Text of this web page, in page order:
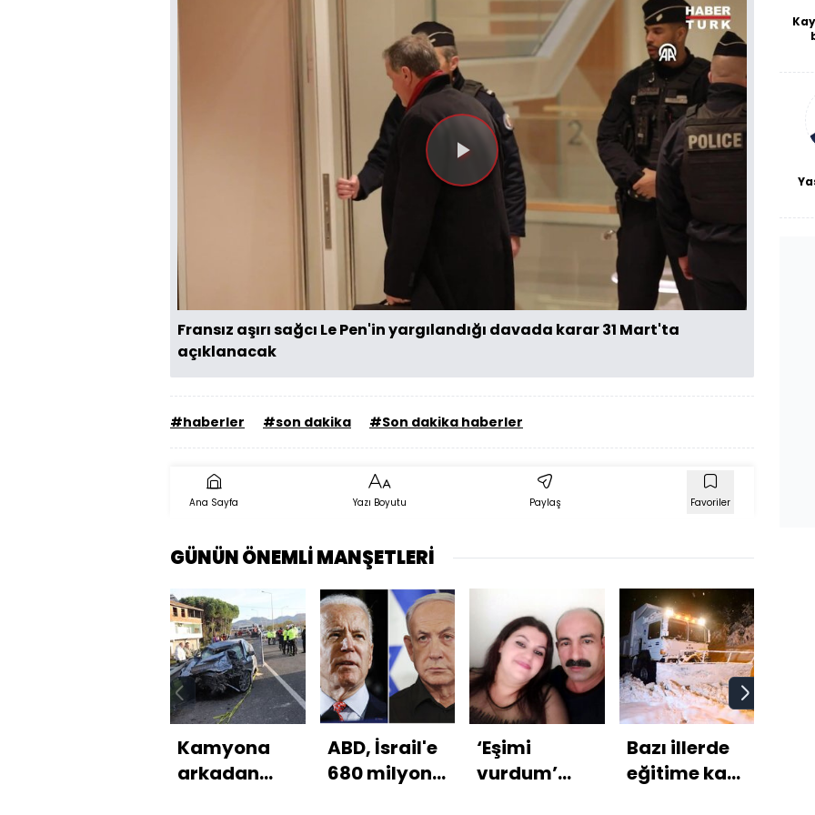
Videoyu
Oynat
Fransız aşırı sağcı Le Pen'in yargılandığı davada karar 31 Mart'ta
açıklanacak
#haberler #son dakika #Son dakika haberler
Ana Sayfa Yazı Boyutu Paylaş Favoriler
GÜNÜN ÖNEMLİ MANŞETLERİ
Kamyona
arkadan
ABD, İsrail'e
680 milyon
‘Eşimi
vurdum’
Bazı illerde
eğitime kar